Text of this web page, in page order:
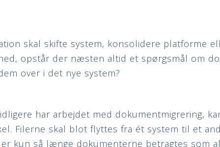
skal skifte system, konsolidere platforme
opstår der næsten altid et spørgsmål om
over i det nye system?
har arbejdet med dokumentmigrering,
Filerne skal blot flyttes fra ét system til et
kun så længe dokumenterne betragtes som